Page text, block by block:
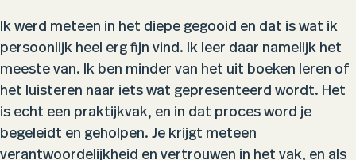
Ik werd meteen in het diepe gegooid en dat is wat ik
persoonlijk heel erg fijn vind. Ik leer daar namelijk het
meeste van. Ik ben minder van het uit boeken leren of
het luisteren naar iets wat gepresenteerd wordt. Het
is echt een praktijkvak, en in dat proces word je
begeleidt en geholpen. Je krijgt meteen
verantwoordelijkheid en vertrouwen in het vak, en als